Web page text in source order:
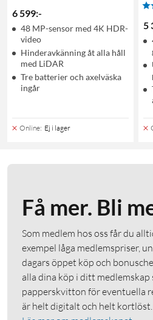
6 599:-
48 MP-sensor med 4K HDR-
video
Hinderavkänning åt alla håll
med LiDAR
Tre batterier och axelväska
ingår
Online: Ej i lager
5
Få mer. Bli
Som medlem hos oss får du
exempel låga medlemspriser,
dagars öppet köp och
alla dina köp i ditt medlemskap
papperskvitton för eventuella
är helt digitalt och helt